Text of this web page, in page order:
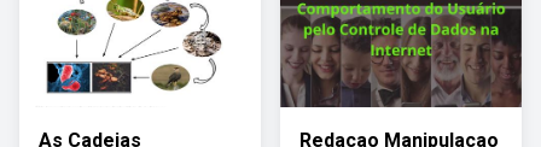
As Cadeias
Redacao Manipulacao